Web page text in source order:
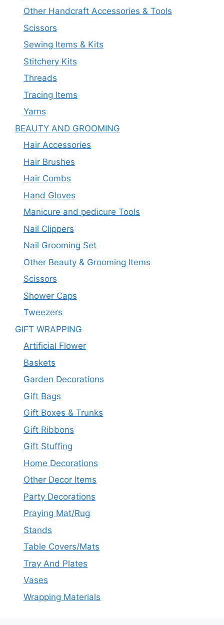
Other Handcraft Accessories & Tools
Scissors
Sewing Items & Kits
Stitchery Kits
Threads
Tracing Items
Yarns
BEAUTY AND GROOMING
Hair Accessories
Hair Brushes
Hair Combs
Hand Gloves
Manicure and pedicure Tools
Nail Clippers
Nail Grooming Set
Other Beauty & Grooming Items
Scissors
Shower Caps
Tweezers
GIFT WRAPPING
Artificial Flower
Baskets
Garden Decorations
Gift Bags
Gift Boxes & Trunks
Gift Ribbons
Gift Stuffing
Home Decorations
Other Decor Items
Party Decorations
Praying Mat/Rug
Stands
Table Covers/Mats
Tray And Plates
Vases
Wrapping Materials